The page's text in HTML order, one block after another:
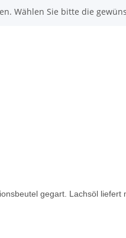
Wählen Sie bitte die
gegart. Lachsöl liefert